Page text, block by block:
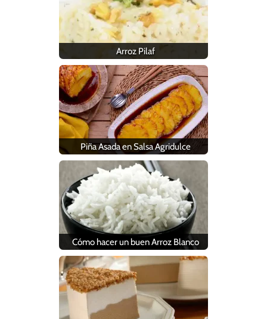
Arroz Pilaf
Piña Asada en Salsa Agridulce
Cómo hacer un buen Arroz Blanco